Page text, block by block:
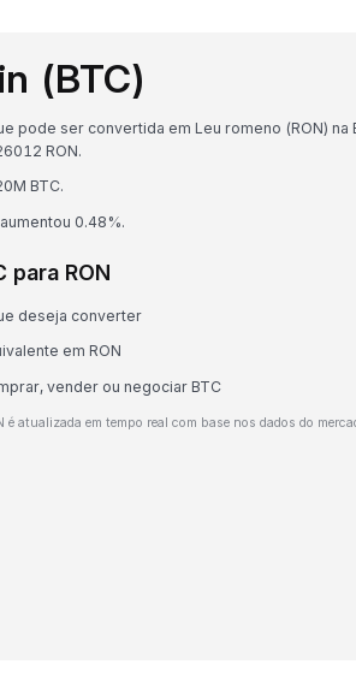
(BTC)
pode ser convertida em Leu romeno (RON) na
RON.
BTC.
0.48%.
para RON
deseja converter
em RON
vender ou negociar BTC
é atualizada em tempo real com base nos dados do